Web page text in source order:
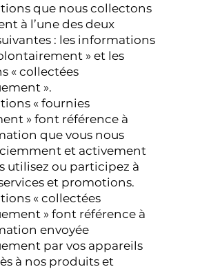
que nous collectons
à l’une des deux
: les informations
» et les
« collectées
».
« fournies
» font référence à
que vous nous
et activement
utilisez ou participez à
et promotions.
« collectées
» font référence à
envoyée
par vos appareils
à nos produits et